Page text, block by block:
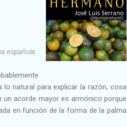
española.
natural para explicar la razón, cosa
un acorde mayor es armónico porque
en función de la forma de la palma